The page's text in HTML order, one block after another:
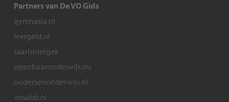
Partners van De VO Gids
gymnasia.nl
leergeld.nl
saarisnietgek
openbaaronderwijs.nu
oudersenonderwijs.nl
vosabb.nl